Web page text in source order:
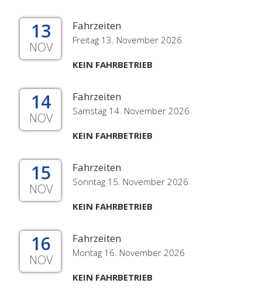
13
NOV
Fahrzeiten
Freitag 13. November 2026
KEIN FAHRBETRIEB
14
NOV
Fahrzeiten
Samstag 14. November 2026
KEIN FAHRBETRIEB
15
NOV
Fahrzeiten
Sonntag 15. November 2026
KEIN FAHRBETRIEB
16
NOV
Fahrzeiten
Montag 16. November 2026
KEIN FAHRBETRIEB